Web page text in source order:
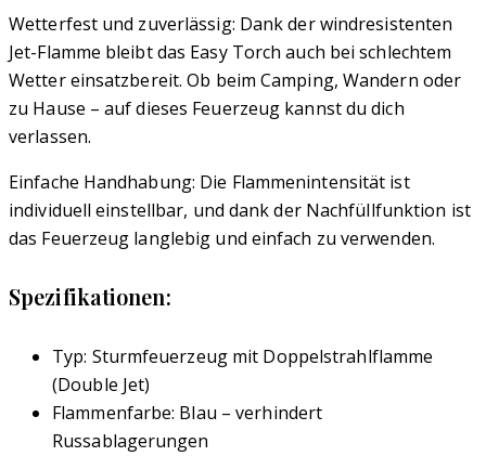
Wetterfest und zuverlässig: Dank der windresistenten
Jet-Flamme bleibt das Easy Torch auch bei schlechtem
Wetter einsatzbereit. Ob beim Camping, Wandern oder
zu Hause – auf dieses Feuerzeug kannst du dich
verlassen.
Einfache Handhabung: Die Flammenintensität ist
individuell einstellbar, und dank der Nachfüllfunktion ist
das Feuerzeug langlebig und einfach zu verwenden.
Spezifikationen:
Typ: Sturmfeuerzeug mit Doppelstrahlflamme
(Double Jet)
Flammenfarbe: Blau – verhindert
Russablagerungen